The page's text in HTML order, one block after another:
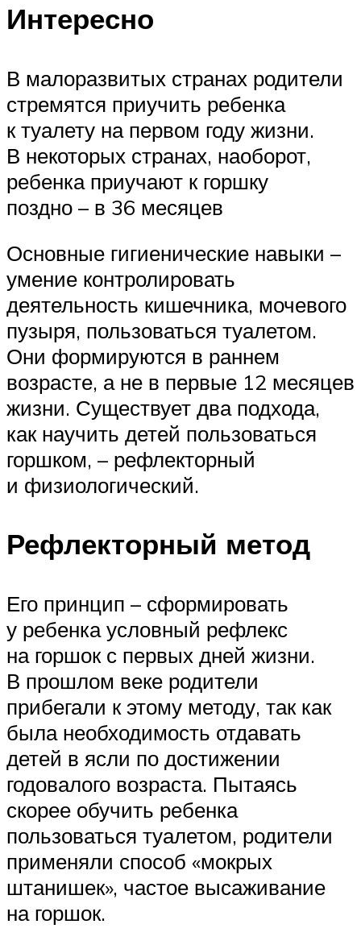
Интересно
В малоразвитых странах родители
стремятся приучить ребенка
к туалету на первом году жизни.
В некоторых странах, наоборот,
ребенка приучают к горшку
поздно – в 36 месяцев
Основные гигиенические навыки –
умение контролировать
деятельность кишечника, мочевого
пузыря, пользоваться туалетом.
Они формируются в раннем
возрасте, а не в первые 12 месяцев
жизни. Существует два подхода,
как научить детей пользоваться
горшком, – рефлекторный
и физиологический.
Рефлекторный метод
Его принцип – сформировать
у ребенка условный рефлекс
на горшок с первых дней жизни.
В прошлом веке родители
прибегали к этому методу, так как
была необходимость отдавать
детей в ясли по достижении
годовалого возраста. Пытаясь
скорее обучить ребенка
пользоваться туалетом, родители
применяли способ «мокрых
штанишек», частое высаживание
на горшок.